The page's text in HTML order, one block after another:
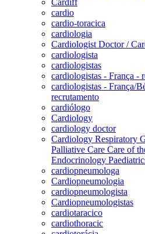
cardio
cardio-toracica
cardiologia
Cardiologist Doctor /
cardiologista
cardiologistas
cardiologistas - França -
cardiologistas - França/
recrutamento
cardiólogo
Cardiology
cardiology doctor
Cardiology Respiratory
Palliative Care Care of
Endocrinology
cardiopneumologa
Cardiopneumologia
cardiopneumologista
Cardiopneumologistas
cardiotaracico
cardiothoracic